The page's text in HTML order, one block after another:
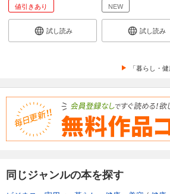
値引きあり
試し読み
NEW
試し読み
「暮らし・
同じジャンルの本を探す